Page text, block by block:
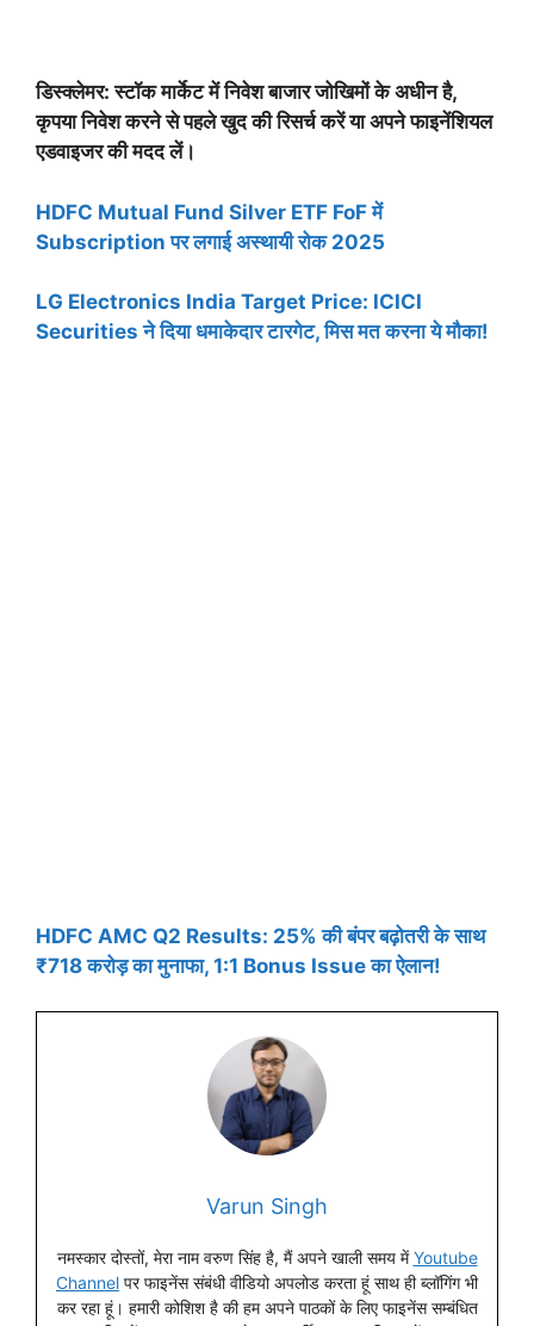
डिस्क्लेमर: स्टॉक मार्केट में निवेश बाजार जोखिमों के अधीन है,
कृपया निवेश करने से पहले खुद की रिसर्च करें या अपने फाइनेंशियल
एडवाइजर की मदद लें।
HDFC Mutual Fund Silver ETF FoF में
Subscription पर लगाई अस्थायी रोक 2025
LG Electronics India Target Price: ICICI
Securities ने दिया धमाकेदार टारगेट, मिस मत करना ये मौका!
HDFC AMC Q2 Results: 25% की बंपर बढ़ोतरी के साथ
₹718 करोड़ का मुनाफा, 1:1 Bonus Issue का ऐलान!
Varun Singh
नमस्कार दोस्तों, मेरा नाम वरुण सिंह है, मैं अपने खाली समय मेंYoutube
Channel पर फाइनेंस संबंधी वीडियो अपलोड करता हूं साथ ही ब्लॉगिंग भी
कर रहा हूं। हमारी कोशिश है की हम अपने पाठकों के लिए फाइनेंस सम्बंधित